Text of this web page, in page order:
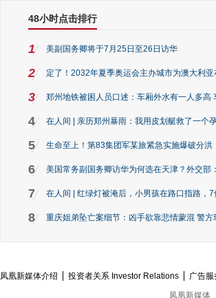
48小时点击排行
1 美副国务卿将于7月25日至26日访华
2 定了！2032年夏季奥运会主办城市为澳大利亚
3 郑州地铁被困人员口述：车厢外水有一人多高
4 在人间 | 亲历郑州暴雨：我用皮划艇救了一个
5 生命至上！第83集团军某旅紧急实施爆破分洪
6 美国常务副国务卿访华为何选在天津？外交部
7 在人间 | 红绿灯被淹后，小男孩在路口指路，7
8 重庆姐弟坠亡案细节：凶手欲靠悲情蒙混 警方
凤凰新媒体介绍 投资者关系 Investor Relations 广告服
凤凰新媒体